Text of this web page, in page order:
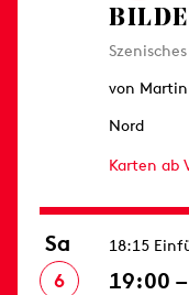
von
Nord
Karten ab
Sa
6
18:15
19:00